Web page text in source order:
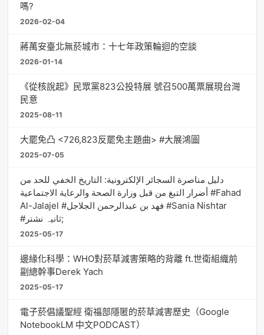
嗎?
2026-02-04
蔣萬安臺北無菸城市：十七年政策輪迴的空談
2026-01-14
《從核說起》民眾黨823公投特展 號召500萬票展現台灣
民意
2025-08-11
大罷免凸 <726,823反罷免主題曲> #大展鴻圖
2025-07-05
دليل مناصرة السجائر الإلكترونية: التاريخ الخفي للحد من
أضرار التبغ من قبل وزارة الصحة والرعاية الاجتماعية #Fahad
Al-Jalajel #فهد بن عبدالرحمن الجلاجل #Sania Nishtar
#ثانیہ نشتر;
2025-05-17
邊緣化科學：WHO對菸草減害策略的背離 ft.世衛組織前
副總幹事Derek Yach
2025-05-17
電子菸倡議聖經 衛福部隱匿的菸草減害歷史（Google
NotebookLM 中文PODCAST）